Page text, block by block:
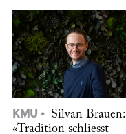
KMU
Silvan Brauen:
«Tradition schliesst